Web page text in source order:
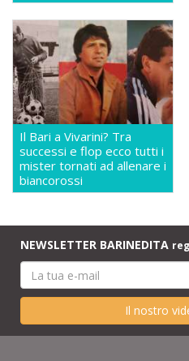
Il Bari a Vivarini? Tra
successi e flop ecco tutti i
mister tornati ad allenare i
biancorossi
NEWSLETTER BARINEDITA
Il nostro